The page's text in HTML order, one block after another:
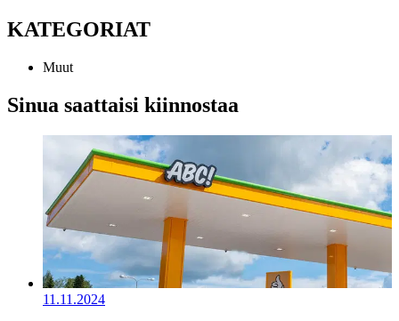
KATEGORIAT
Muut
Sinua saattaisi kiinnostaa
11.11.2024